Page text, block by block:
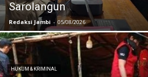
Sarolangun
Redaksi Jambi - 05/08/2026
HUKUM & KRIMINAL